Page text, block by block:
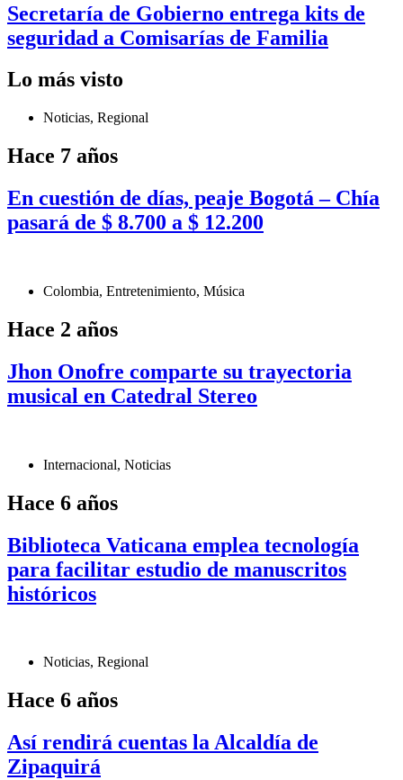
Secretaría de Gobierno entrega kits de
seguridad a Comisarías de Familia
Lo más visto
Noticias, Regional
Hace 7 años
En cuestión de días, peaje Bogotá – Chía
pasará de $ 8.700 a $ 12.200
Colombia, Entretenimiento, Música
Hace 2 años
Jhon Onofre comparte su trayectoria
musical en Catedral Stereo
Internacional, Noticias
Hace 6 años
Biblioteca Vaticana emplea tecnología
para facilitar estudio de manuscritos
históricos
Noticias, Regional
Hace 6 años
Así rendirá cuentas la Alcaldía de
Zipaquirá